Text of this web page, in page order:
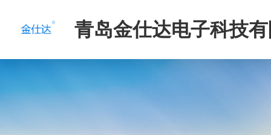
青岛金仕达电子科技